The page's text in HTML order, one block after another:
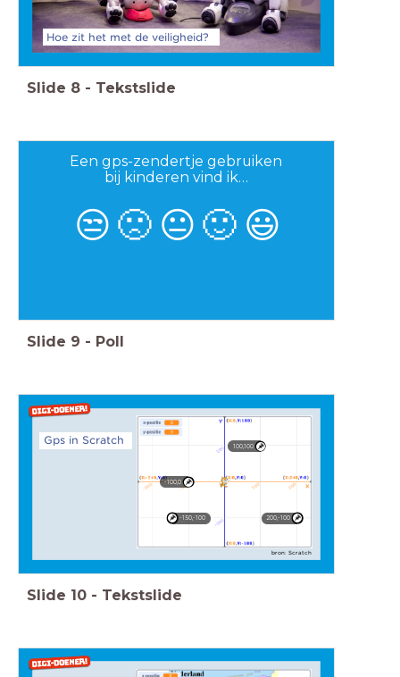
Hoe zit het met de veiligheid?
Slide 8 - Tekstslide
Een gps-zendertje gebruiken
bij kinderen vind ik…
😒 🙁 😐 🙂 😃
Slide 9 - Poll
Gps in Scratch
bron: Scratch
100,100
-100,0
200,-100
-150,-100
Slide 10 - Tekstslide